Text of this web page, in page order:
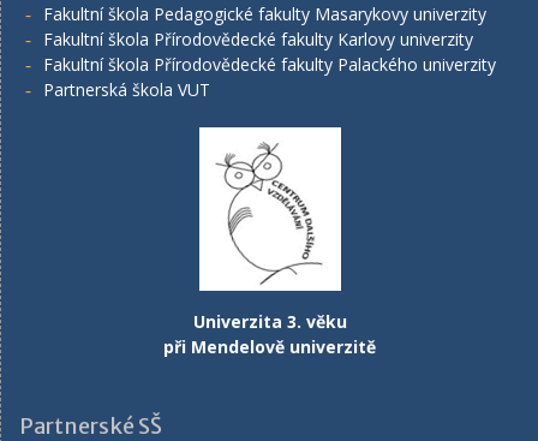
Fakultní škola Pedagogické fakulty Masarykovy univerzity
Fakultní škola Přírodovědecké fakulty Karlovy univerzity
Fakultní škola Přírodovědecké fakulty Palackého univerzity
Partnerská škola VUT
Univerzita 3. věku
při Mendelově univerzitě
Partnerské SŠ